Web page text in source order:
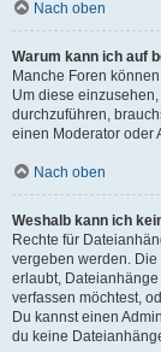
Nach oben
Warum kann ich auf
Manche Foren
Um diese
durchzuführen,
einen Moderator oder
Nach oben
Weshalb kann ich
Rechte für
vergeben werden.
erlaubt,
verfassen möchtest,
Du kannst einen
du keine